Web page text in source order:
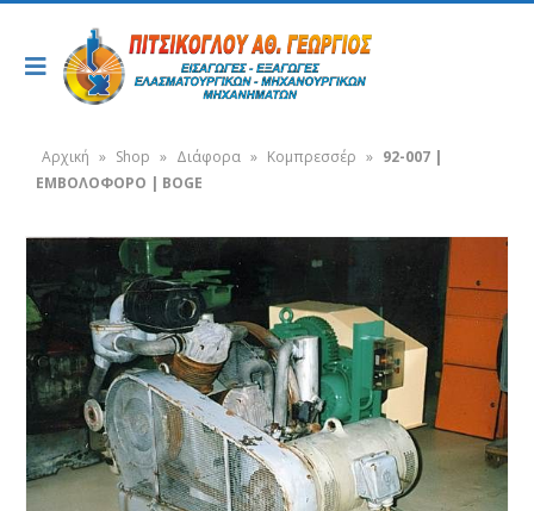
Αρχική » Shop » Διάφορα » Κομπρεσσέρ » 92-007 |
ΕΜΒΟΛΟΦΟΡΟ | BOGE